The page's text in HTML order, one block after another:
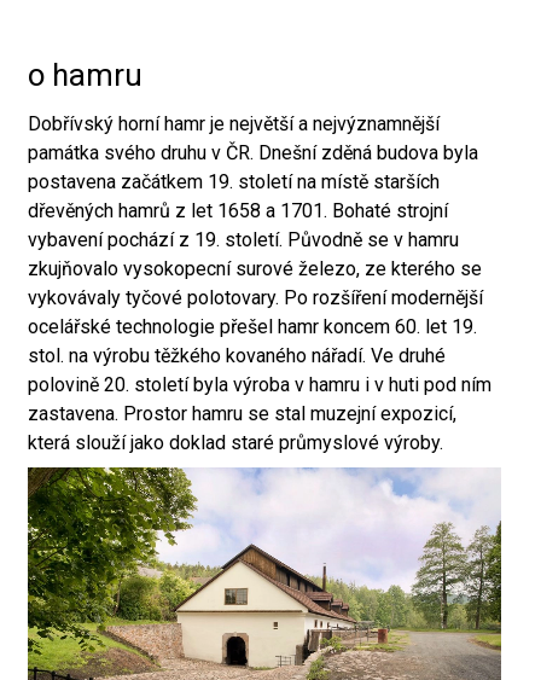
o hamru
Dobřívský horní hamr je největší a nejvýznamnější
památka svého druhu v ČR. Dnešní zděná budova byla
postavena začátkem 19. století na místě starších
dřevěných hamrů z let 1658 a 1701. Bohaté strojní
vybavení pochází z 19. století. Původně se v hamru
zkujňovalo vysokopecní surové železo, ze kterého se
vykovávaly tyčové polotovary. Po rozšíření modernější
ocelářské technologie přešel hamr koncem 60. let 19.
stol. na výrobu těžkého kovaného nářadí. Ve druhé
polovině 20. století byla výroba v hamru i v huti pod ním
zastavena. Prostor hamru se stal muzejní expozicí,
která slouží jako doklad staré průmyslové výroby.